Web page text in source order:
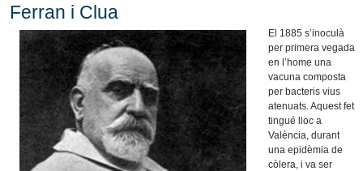
Ferran i Clua
El 1885 s’inoculà
per primera vegada
en l’home una
vacuna composta
per bacteris vius
atenuats. Aquest fet
tingué lloc a
València, durant
una epidèmia de
còlera, i va ser